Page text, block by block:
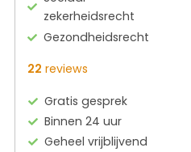
zekerheidsrecht
Gezondheidsrecht
22 reviews
Gratis gesprek
Binnen 24 uur
Geheel vrijblijvend